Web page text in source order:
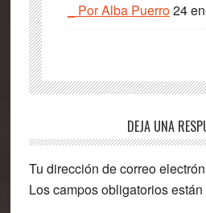
_ Por Alba Puerro24
Interacciones
con
los
lectores
DEJA UNA
Tu dirección de correo
Los campos obligatorios